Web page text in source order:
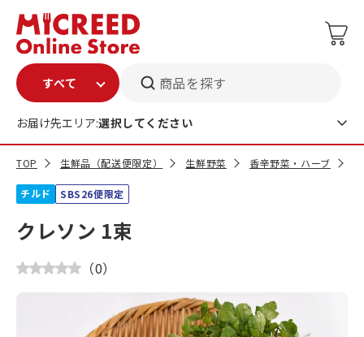
商品を探す
お届け先エリア:選択してください
TOP 生鮮品（配送便限定） 生鮮野菜 香辛野菜・ハーブ
チルド SBS26便限定
クレソン 1束
（0）